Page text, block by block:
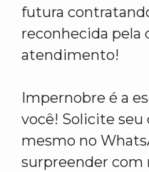
futura
reconhecida pela
atendimento!
Impernobre é a
você! Solicite
mesmo no
surpreender com